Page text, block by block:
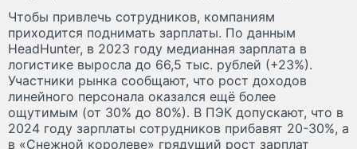
Чтобы привлечь сотрудников, компаниям
приходится поднимать зарплаты. По данным
HeadHunter, в 2023 году медианная зарплата в
логистике выросла до 66,5 тыс. рублей (+23%).
Участники рынка сообщают, что рост доходов
линейного персонала оказался ещё более
ощутимым (от 30% до 80%). В ПЭК допускают, что в
2024 году зарплаты сотрудников прибавят 20-30%, а
в «Снежной королеве» грядущий рост зарплат